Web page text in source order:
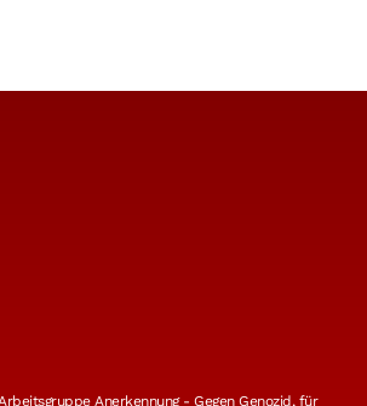
Anerkennung - Gegen Genozid, für